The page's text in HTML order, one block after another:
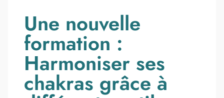
Une nouvelle
formation :
Harmoniser ses
chakras grâce à